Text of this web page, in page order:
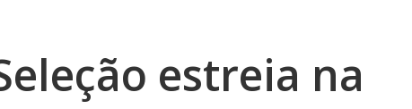
estreia na